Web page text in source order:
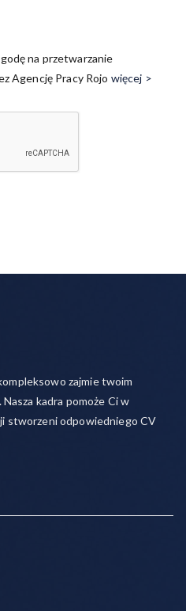
na przetwarzanie
Agencję Pracy Rojo więcej >
zajmie twoim
kadra pomoże Ci w
stworzeni odpowiedniego CV